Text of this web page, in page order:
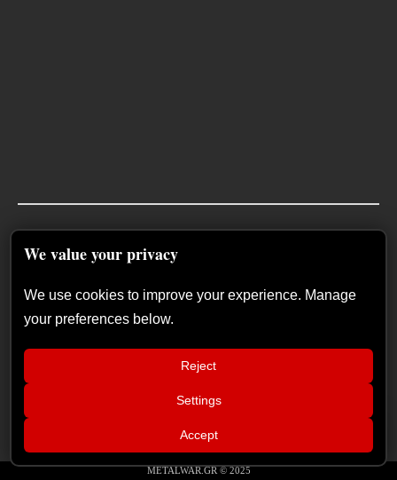
METALWAR.GR © 2025
We value your privacy
We use cookies to improve your experience. Manage
your preferences below.
Reject
Settings
Accept
Metalwar